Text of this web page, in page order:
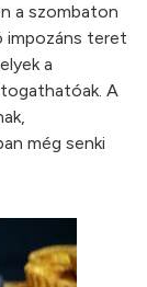
a szombaton
impozáns teret
a
A
még senki